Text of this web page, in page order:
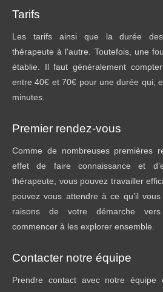
Tarifs
Les tarifs ainsi que la durée
thérapeute à l'autre. Toutefois, une
établie. Il faut généralement
entre 40€ et 70€ pour une durée qui,
minutes.
Premier rendez-vous
Comme de nombreuses premières
effet de faire connaissance et
thérapeute, vous pouvez travailler
pouvez vous attendre à ce qu’il
raisons de votre démarche
commencer à les explorer ensemble.
Contacter notre équipe
Prendre contact avec notre